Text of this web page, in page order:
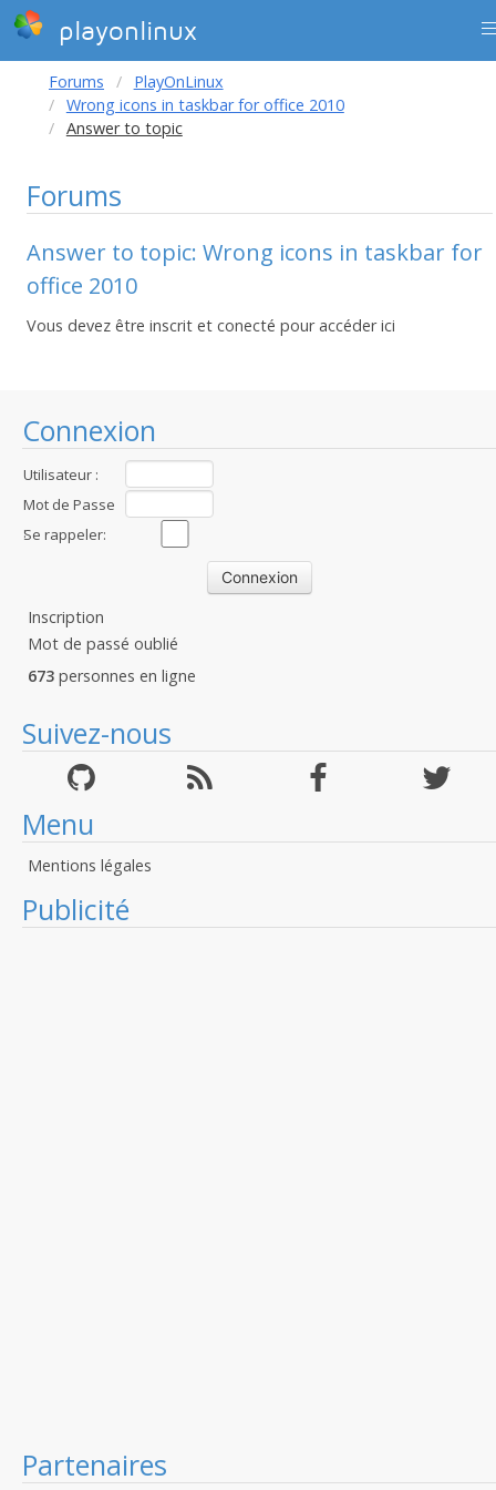
playonlinux
Connexion
Utilisateur :
Mot de Passe
:Se rappeler:
Inscription
Mot de passé oublié
673 personnes en ligne
Suivez-nous
Menu
Mentions légales
Publicité
Partenaires
Forums
PlayOnLinux
Wrong icons in taskbar for office 2010
Answer to topic
Forums
Answer to topic: Wrong icons in taskbar for
office 2010
Vous devez être inscrit et conecté pour accéder ici